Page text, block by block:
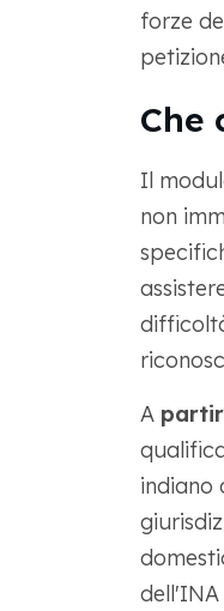
forze
Che
Il
non
A
indiano